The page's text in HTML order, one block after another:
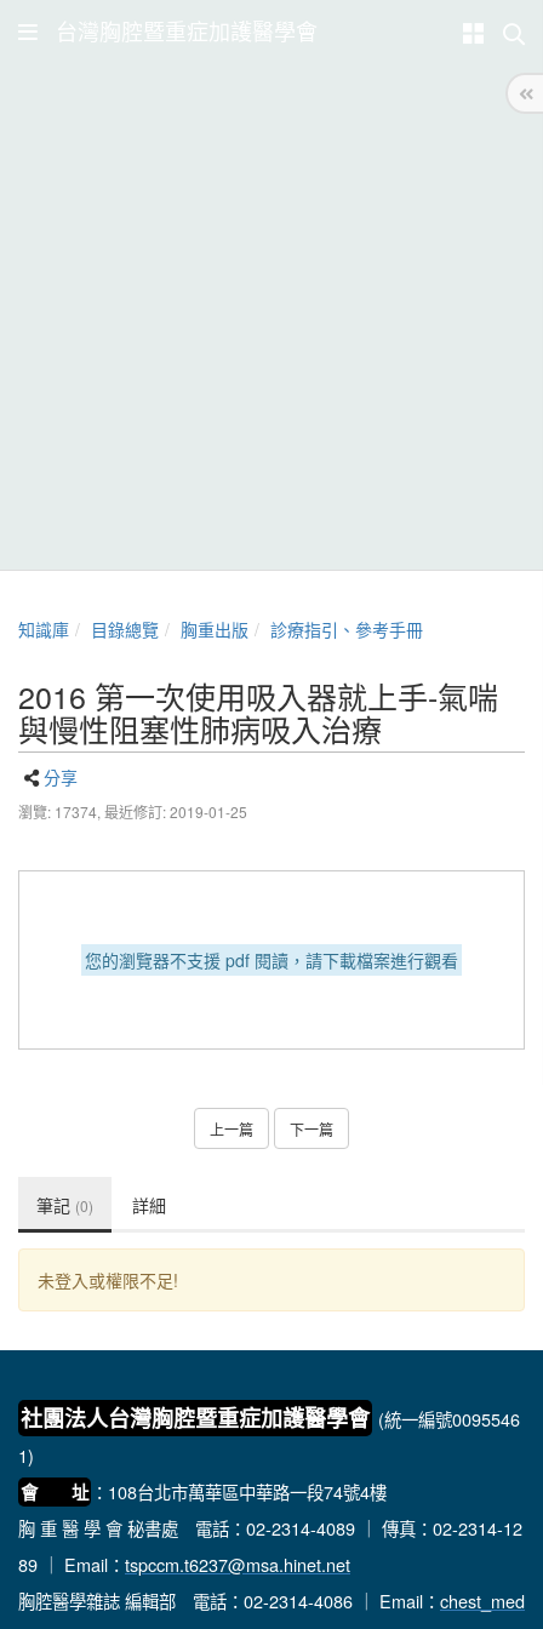
台灣胸腔暨重症加護醫學會
知識庫 目錄總覽 胸重出版 診療指引、參考手冊
2016 第一次使用吸入器就上手-氣喘
與慢性阻塞性肺病吸入治療
分享
瀏覽: 17374, 最近修訂: 2019-01-25
您的瀏覽器不支援 pdf 閱讀，請下載檔案進行觀看
上一篇 下一篇
筆記 (0) 詳細
未登入或權限不足!
社團法人台灣胸腔暨重症加護醫學會 (統一編號0095546
1)
會 址 ：108台北市萬華區中華路一段74號4樓
胸 重 醫 學 會 秘書處 電話：02-2314-4089 ｜ 傳真：02-2314-12
89 ｜ Email： tspccm.t6237@msa.hinet.net
胸腔醫學雜誌 編輯部 電話：02-2314-4086 ｜ Email： chest_med